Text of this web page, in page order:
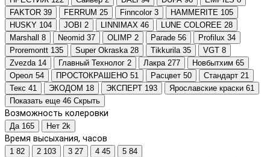
FAKTOR 39 FERRUM 25 Finncolor 3 HAMMERITE 105
HUSKY 104 JOBI 2 LINNIMAX 46 LUNE COLOREE 28
Marshall
8 Neomid 37 OLIMP 2 Parade 56 Profilux 34
Proremontt 135 Super Okraska 28 Tikkurila 35 VGT 8
Zvezda 14 Главный Технолог 2 Лакра 277 Новбытхим 65
Ореол 54 ПРОСТОКРАШЕНО 51 Расцвет 50 Стандарт 21
Текс 41 ЭКОДОМ 18 ЭКСПЕРТ 193 Ярославские краски 61
Показать еще 46 Скрыть
Возможность колеровки
Да 165 Нет 2k
Время высыхания, часов
1 82 2 103 3 27 4 45 5 84